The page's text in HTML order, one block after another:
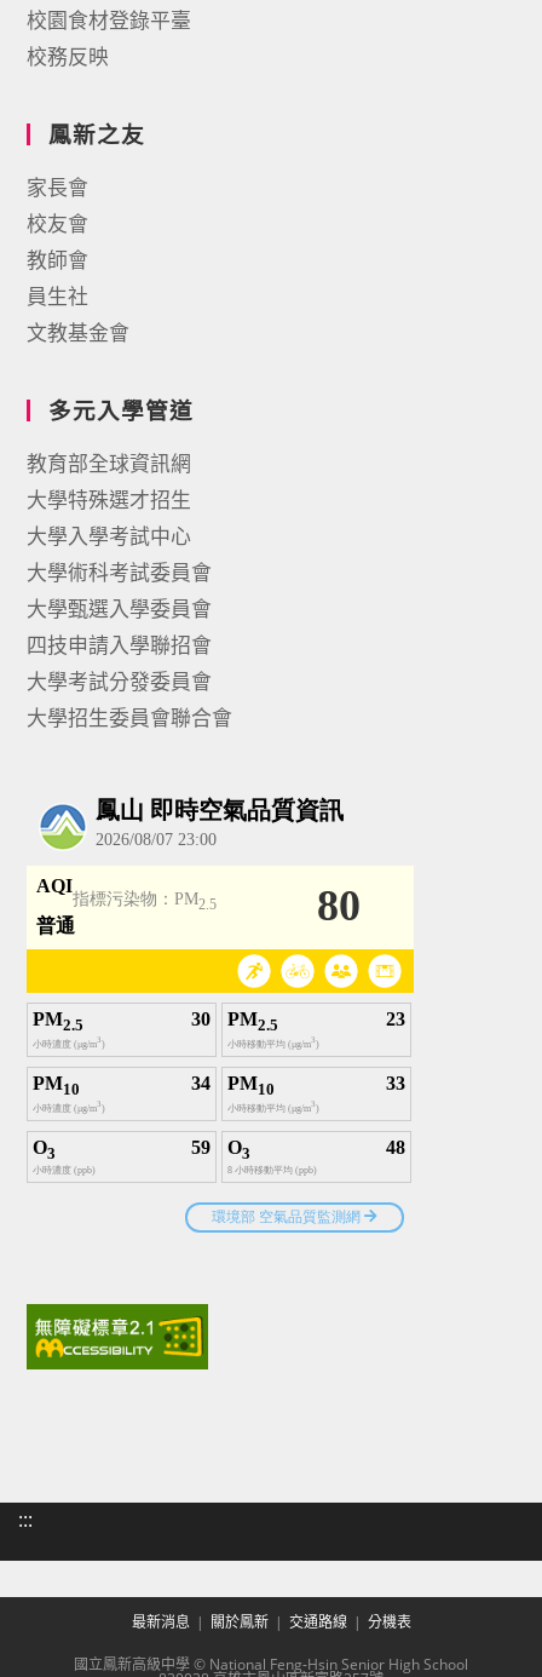
校園食材登錄平臺
校務反映
鳳新之友
家長會
校友會
教師會
員生社
文教基金會
多元入學管道
教育部全球資訊網
大學特殊選才招生
大學入學考試中心
大學術科考試委員會
大學甄選入學委員會
四技申請入學聯招會
大學考試分發委員會
大學招生委員會聯合會
:::
最新消息 關於鳳新 交通路線 分機表
國立鳳新高級中學 © National Feng-Hsin Senior High School